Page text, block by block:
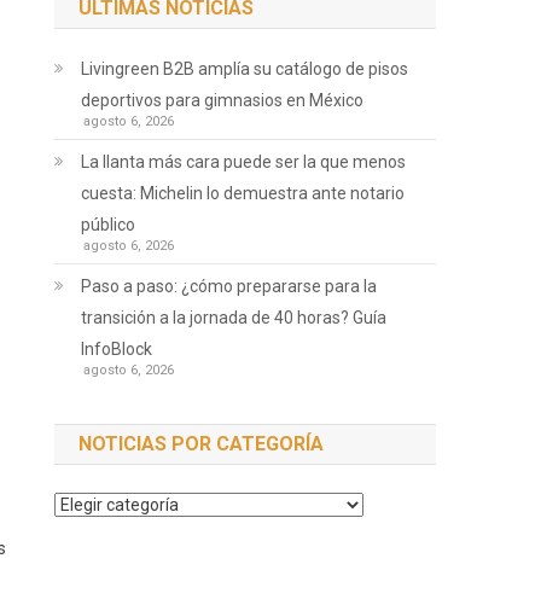
ÚLTIMAS NOTICIAS
Livingreen B2B amplía su catálogo de pisos
deportivos para gimnasios en México
agosto 6, 2026
La llanta más cara puede ser la que menos
cuesta: Michelin lo demuestra ante notario
público
agosto 6, 2026
Paso a paso: ¿cómo prepararse para la
transición a la jornada de 40 horas? Guía
InfoBlock
agosto 6, 2026
NOTICIAS POR CATEGORÍA
Noticias